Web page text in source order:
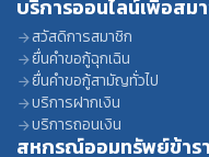
บริการออนไลน์เพื่อสม
สวัสดิการสมาชิก
ยื่นคำขอกู้ฉุกเฉิน
ยื่นคำขอกู้สามัญทั่วไป
บริการฝากเงิน
บริการถอนเงิน
สหกรณ์ออมทรัพย์ข้าร